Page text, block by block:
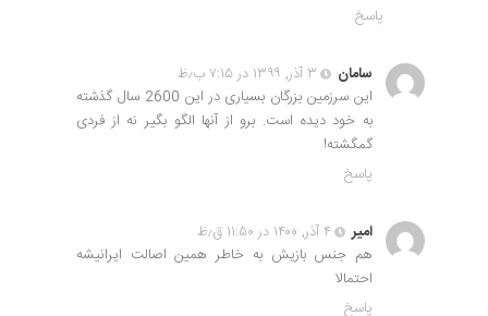
پاسخ
سامان
۳ آذر, ۱۳۹۹ در ۷:۱۵ ب٫ظ
این سرزمین بزرگان بسیاری در این 2600 سال گذشته
به خود دیده است. برو از آنها الگو بگیر نه از فردی
گمگشته!
پاسخ
امیر
۴ آذر, ۱۴۰۰ در ۱۱:۵۰ ق٫ظ
هم جنس بازیش به خاطر همین اصالت ایرانیشه
احتمالا
پاسخ